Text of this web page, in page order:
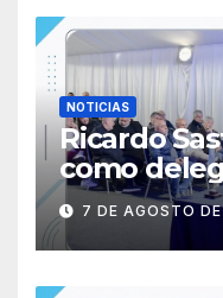
NOTICIAS
Ricardo
como
de la
AFA
7 DE AGOSTO